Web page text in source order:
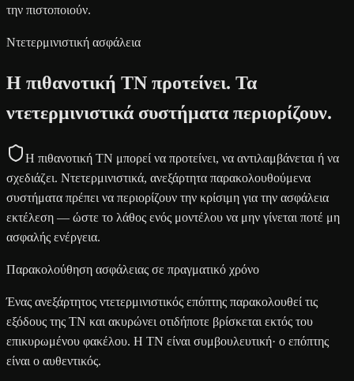
την πιστοποιούν.
Ντετερμινιστική ασφάλεια
Η πιθανοτική ΤΝ προτείνει. Τα
ντετερμινιστικά συστήματα περιορίζουν.
Η πιθανοτική ΤΝ μπορεί να προτείνει, να αντιλαμβάνεται ή να
σχεδιάζει. Ντετερμινιστικά, ανεξάρτητα παρακολουθούμενα
συστήματα πρέπει να περιορίζουν την κρίσιμη για την ασφάλεια
εκτέλεση — ώστε το λάθος ενός μοντέλου να μην γίνεται ποτέ μη
ασφαλής ενέργεια.
Παρακολούθηση ασφάλειας σε πραγματικό χρόνο
Ένας ανεξάρτητος ντετερμινιστικός επόπτης παρακολουθεί τις
εξόδους της ΤΝ και ακυρώνει οτιδήποτε βρίσκεται εκτός του
επικυρωμένου φακέλου. Η ΤΝ είναι συμβουλευτική· ο επόπτης
είναι ο αυθεντικός.